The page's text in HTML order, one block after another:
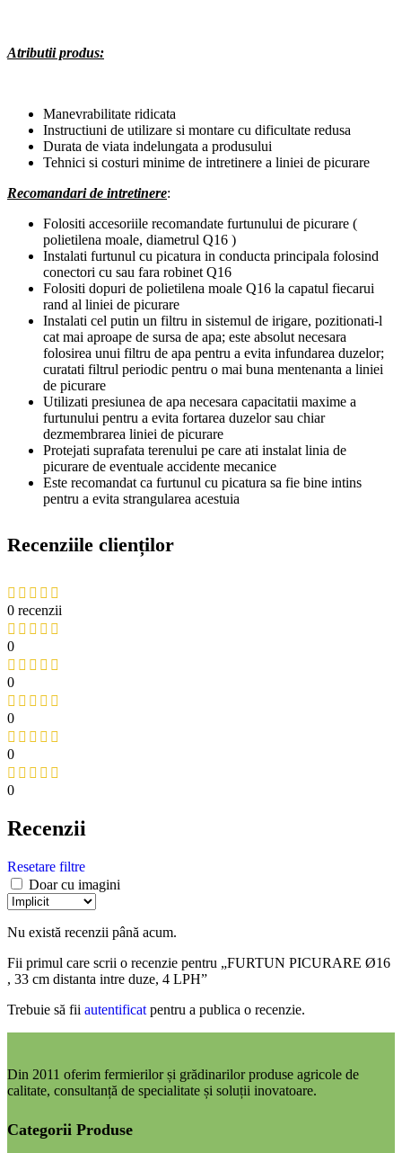
Atributii produs:
Manevrabilitate ridicata
Instructiuni de utilizare si montare cu dificultate redusa
Durata de viata indelungata a produsului
Tehnici si costuri minime de intretinere a liniei de picurare
Recomandari de intretinere:
Folositi accesoriile recomandate furtunului de picurare (
polietilena moale, diametrul Q16 )
Instalati furtunul cu picatura in conducta principala folosind
conectori cu sau fara robinet Q16
Folositi dopuri de polietilena moale Q16 la capatul fiecarui
rand al liniei de picurare
Instalati cel putin un filtru in sistemul de irigare, pozitionati-l
cat mai aproape de sursa de apa; este absolut necesara
folosirea unui filtru de apa pentru a evita infundarea duzelor;
curatati filtrul periodic pentru o mai buna mentenanta a liniei
de picurare
Utilizati presiunea de apa necesara capacitatii maxime a
furtunului pentru a evita fortarea duzelor sau chiar
dezmembrarea liniei de picurare
Protejati suprafata terenului pe care ati instalat linia de
picurare de eventuale accidente mecanice
Este recomandat ca furtunul cu picatura sa fie bine intins
pentru a evita strangularea acestuia
Recenziile clienților
0 recenzii
0
0
0
0
0
Recenzii
Resetare filtre
Doar cu imagini
Nu există recenzii până acum.
Fii primul care scrii o recenzie pentru „FURTUN PICURARE Ø16
, 33 cm distanta intre duze, 4 LPH”
Trebuie să fii autentificat pentru a publica o recenzie.
Din 2011 oferim fermierilor și grădinarilor produse agricole de
calitate, consultanță de specialitate și soluții inovatoare.
Categorii Produse